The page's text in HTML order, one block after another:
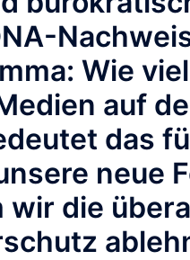
Wie
auf
das
neue
wir die